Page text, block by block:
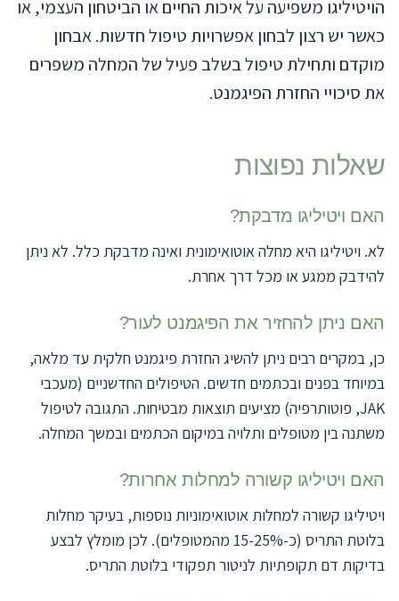
הויטיליגו משפיעה על איכות החיים או הביטחון העצמי, או
כאשר יש רצון לבחון אפשרויות טיפול חדשות. אבחון
מוקדם ותחילת טיפול בשלב פעיל של המחלה משפרים
את סיכויי החזרת הפיגמנט.
שאלות נפוצות
האם ויטיליגו מדבקת?
לא. ויטיליגו היא מחלה אוטואימונית ואינה מדבקת כלל. לא ניתן
להידבק ממגע או מכל דרך אחרת.
האם ניתן להחזיר את הפיגמנט לעור?
כן, במקרים רבים ניתן להשיג החזרת פיגמנט חלקית עד מלאה,
במיוחד בפנים ובכתמים חדשים. הטיפולים החדשניים (מעכבי
JAK, פוטותרפיה) מציעים תוצאות מבטיחות. התגובה לטיפול
משתנה בין מטופלים ותלויה במיקום הכתמים ובמשך המחלה.
האם ויטיליגו קשורה למחלות אחרות?
ויטיליגו קשורה למחלות אוטואימוניות נוספות, בעיקר מחלות
בלוטת התריס (כ-15-25% מהמטופלים). לכן מומלץ לבצע
בדיקות דם תקופתיות לניטור תפקודי בלוטת התריס.